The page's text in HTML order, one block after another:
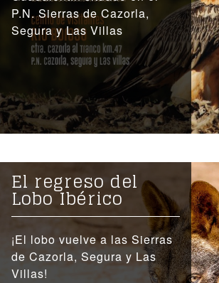
P.N. Sierras de Cazorla,
Segura y Las Villas
El regreso del
Lobo Ibérico
¡El lobo vuelve a las Sierras
de Cazorla, Segura y Las
Villas!